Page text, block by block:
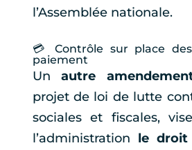
l’Assemblée nationale.
💳 Contrôle sur place
paiement
Unautre
projet de loi de lutte
sociales et fiscales,
l’administration le droit